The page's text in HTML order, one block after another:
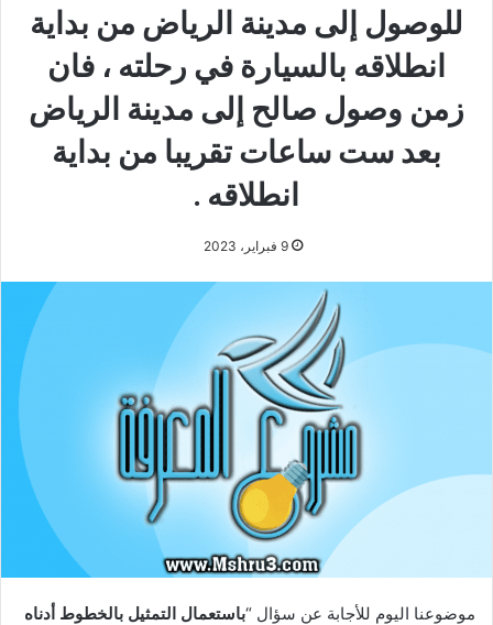
للوصول إلى مدينة الرياض من بداية
انطلاقه بالسيارة في رحلته ، فان
زمن وصول صالح إلى مدينة الرياض
بعد ست ساعات تقريبا من بداية
انطلاقه .
9 فبراير، 2023
موضوعنا اليوم للأجابة عن سؤال “باستعمال التمثيل بالخطوط أدناه